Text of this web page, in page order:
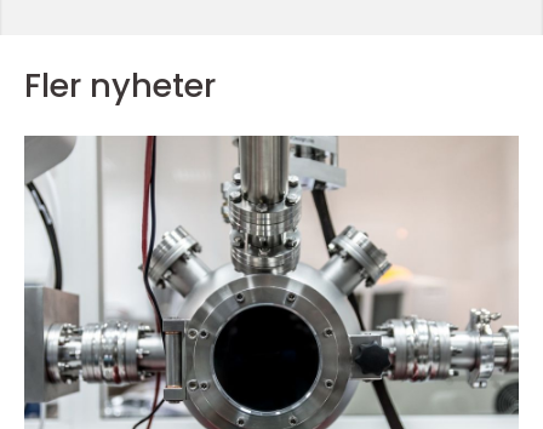
Fler nyheter